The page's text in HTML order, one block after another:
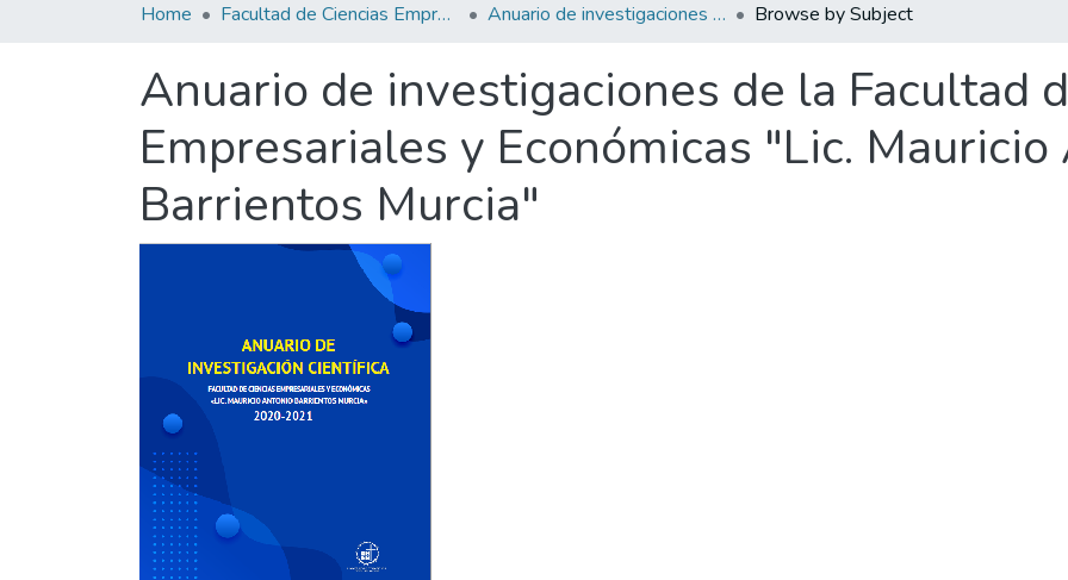
Home Facultad de Ciencias Empresariales Anuario de investigaciones de la Facultad de Ciencias Empresariales y Económicas "Lic. Mauricio Antonio Barrientos Murcia" Browse by Subject
Anuario de investigaciones de la Facultad
Empresariales y Económicas "Lic.
Barrientos Murcia"